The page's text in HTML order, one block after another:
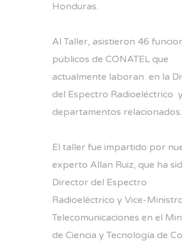
Honduras.
Al Taller, asistieron 46
públicos de CONATEL que
actualmente laboran en la
del Espectro Radioeléctrico y
departamentos relacionados.
El taller fue impartido por
experto Allan Ruiz, que ha
Director del Espectro
Radioeléctrico y Vice-
Telecomunicaciones en el
de Ciencia y Tecnología de